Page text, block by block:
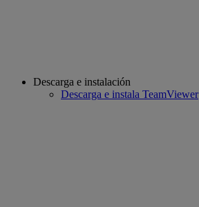
Descarga e instalación
Descarga e instala TeamViewer